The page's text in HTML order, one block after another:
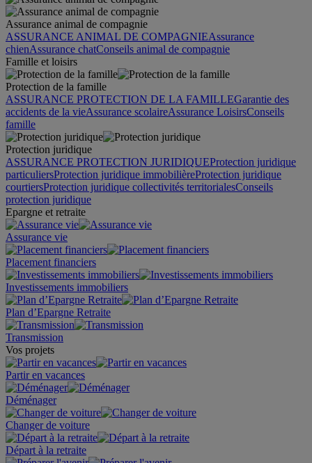
Assurance animal de compagnie
ASSURANCE ANIMAL DE COMPAGNIEAssurance
chienAssurance chatConseils animal de compagnie
Famille et loisirs
Protection de la famille
ASSURANCE PROTECTION DE LA FAMILLEGarantie des
accidents de la vieAssurance scolaireAssurance LoisirsConseils
famille
Protection juridique
ASSURANCE PROTECTION JURIDIQUEProtection juridique
particuliersProtection juridique immobilièreProtection juridique
courtiersProtection juridique collectivités territorialesConseils
protection juridique
Epargne et retraite
Assurance vie
Placement financiers
Investissements immobiliers
Plan d’Epargne Retraite
Transmission
Vos projets
Partir en vacances
Déménager
Changer de voiture
Départ à la retraite